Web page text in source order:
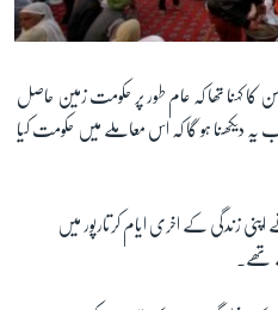
کا کہنا تھا کہ عام طور پر حکومت زمین حاصل
دیکھنا ہو گا کہ اس معاملے میں حکومت کیا
زندگی کے اخری ایام کرتارپور میں
تھے۔